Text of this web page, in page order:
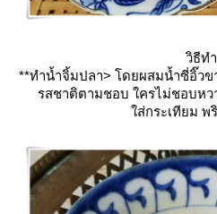
วิธีทำ
**ทำน้ำจิ้มปลา> โดยผสมน้ำซี่อิ๊ว
รสชาติตามชอบ ใครไม่ชอบหว
ส่กระเทียม พ